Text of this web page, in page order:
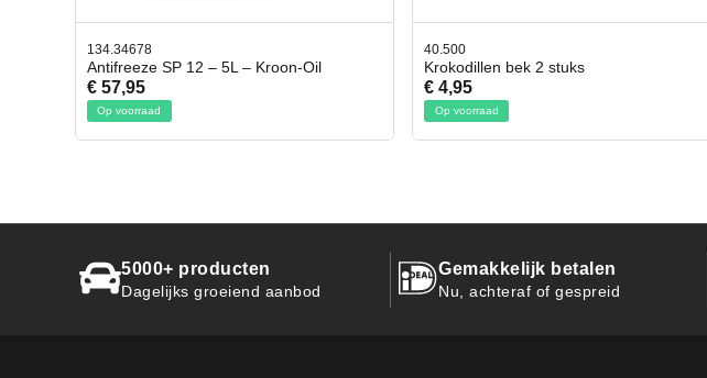
40.500
Krokodillen bek 2 stuks
€ 4,95
Op voorraad
78.80350
Gevlochtenkous ø 35mm
€ 50,95
Op voorraad
5000+ producten
Dagelijks groeiend aanbod
Gemakkelijk betalen
Nu, achteraf of gespreid